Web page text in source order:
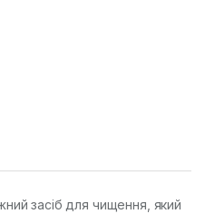
засіб для чищення, який